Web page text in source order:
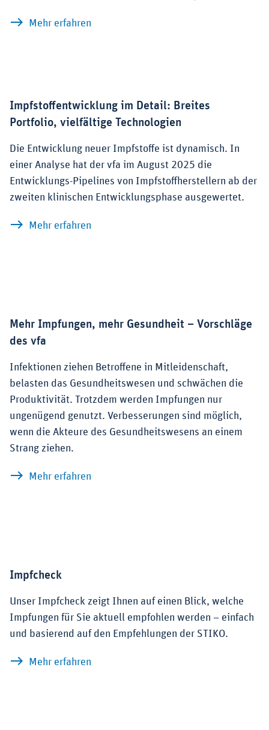
Mehr erfahren
Impfstoffentwicklung im Detail: Breites
Portfolio, vielfältige Technologien
Die Entwicklung neuer Impfstoffe ist dynamisch. In
einer Analyse hat der vfa im August 2025 die
Entwicklungs-Pipelines von Impfstoffherstellern ab der
zweiten klinischen Entwicklungsphase ausgewertet.
Mehr erfahren
Mehr Impfungen, mehr Gesundheit – Vorschläge
des vfa
Infektionen ziehen Betroffene in Mitleidenschaft,
belasten das Gesundheitswesen und schwächen die
Produktivität. Trotzdem werden Impfungen nur
ungenügend genutzt. Verbesserungen sind möglich,
wenn die Akteure des Gesundheitswesens an einem
Strang ziehen.
Mehr erfahren
Impfcheck
Unser Impfcheck zeigt Ihnen auf einen Blick, welche
Impfungen für Sie aktuell empfohlen werden – einfach
und basierend auf den Empfehlungen der STIKO.
Mehr erfahren